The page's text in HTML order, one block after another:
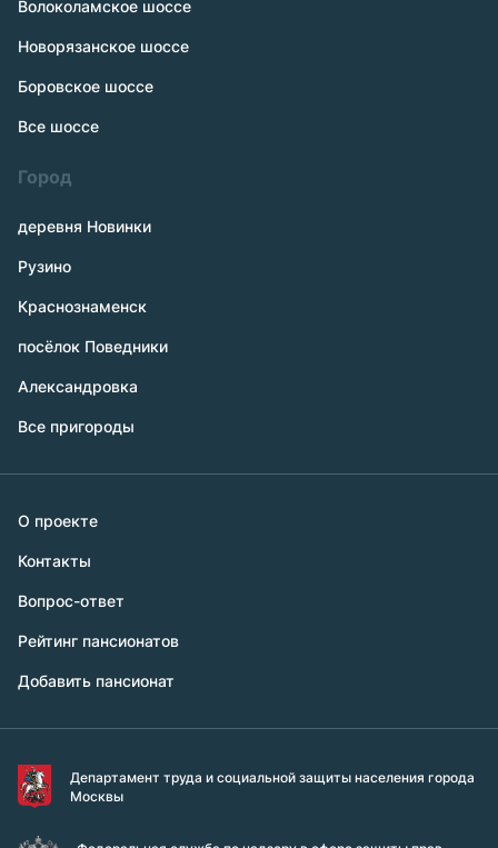
Волоколамское шоссе
Новорязанское шоссе
Боровское шоссе
Все шоссе
Город
деревня Новинки
Рузино
Краснознаменск
посёлок Поведники
Александровка
Все пригороды
О проекте
Контакты
Вопрос-ответ
Рейтинг пансионатов
Добавить пансионат
Департамент труда и социальной защиты населения города
Москвы